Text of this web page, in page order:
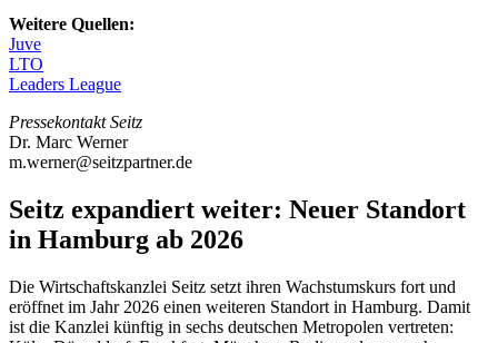
Weitere Quellen:
Juve
LTO
Leaders League
Pressekontakt Seitz
Dr. Marc Werner
m.werner@seitzpartner.de
Seitz expandiert weiter: Neuer Standort
in Hamburg ab 2026
Die Wirtschaftskanzlei Seitz setzt ihren Wachstumskurs fort und
eröffnet im Jahr 2026 einen weiteren Standort in Hamburg. Damit
ist die Kanzlei künftig in sechs deutschen Metropolen vertreten: